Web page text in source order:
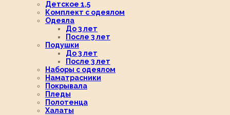
Детское 1,5
Комплект с одеялом
Одеяла
До 3 лет
После 3 лет
Подушки
До 3 лет
После 3 лет
Наборы с одеялом
Наматрасники
Покрывала
Пледы
Полотенца
Халаты